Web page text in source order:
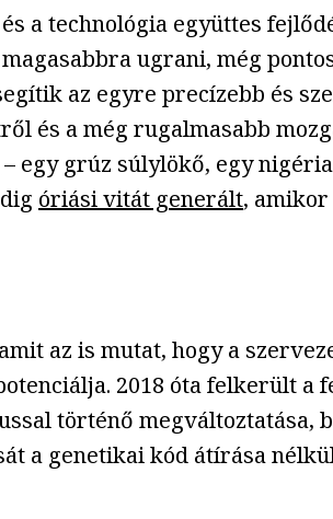
a technológia együttes
ugrani, még
az egyre precízebb és
és a még rugalmasabb
– egy grúz súlylökő, egy
óriási vitát generált,
az is mutat, hogy a
2018 óta felkerült a
történő megváltoztatása,
a genetikai kód átírása